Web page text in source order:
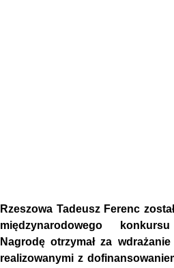
Rzeszowa Tadeusz Ferenc
międzynarodowego
Nagrodę otrzymał za
realizowanymi z